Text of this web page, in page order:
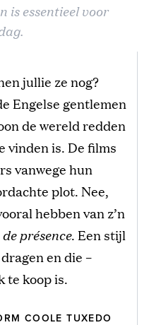
is essentieel voor
jullie ze nog?
Engelse gentlemen
de wereld redden
vinden is. De films
vanwege hun
plot. Nee,
hebben van z’n
présence. Een stijl
en die –
te koop is.
COOLE TUXEDO